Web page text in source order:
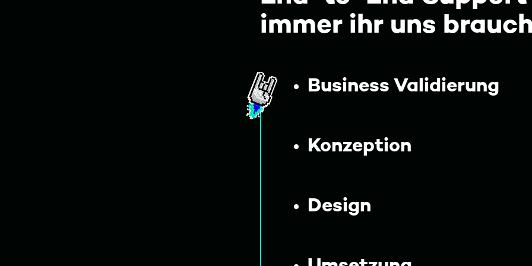
immer ihr uns
Business Validierung
Konzeption
Design